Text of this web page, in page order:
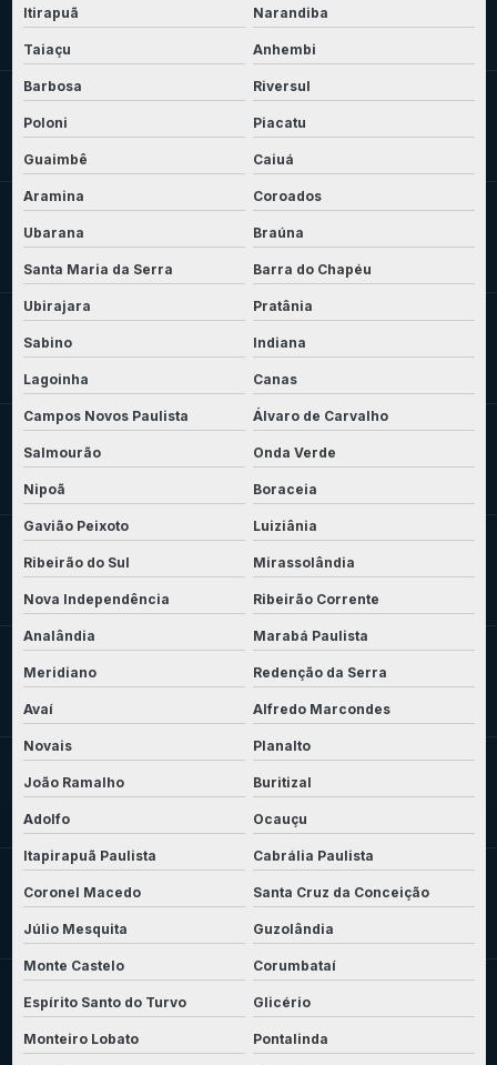
Itirapuã Narandiba
Taiaçu Anhembi
Barbosa Riversul
Poloni Piacatu
Guaimbê Caiuá
Aramina Coroados
Ubarana Braúna
Santa Maria da Serra Barra do Chapéu
Ubirajara Pratânia
Sabino Indiana
Lagoinha Canas
Campos Novos Paulista Álvaro de Carvalho
Salmourão Onda Verde
Nipoã Boraceia
Gavião Peixoto Luiziânia
Ribeirão do Sul Mirassolândia
Nova Independência Ribeirão Corrente
Analândia Marabá Paulista
Meridiano Redenção da Serra
Avaí Alfredo Marcondes
Novais Planalto
João Ramalho Buritizal
Adolfo Ocauçu
Itapirapuã Paulista Cabrália Paulista
Coronel Macedo Santa Cruz da Conceição
Júlio Mesquita Guzolândia
Monte Castelo Corumbataí
Espírito Santo do Turvo Glicério
Monteiro Lobato Pontalinda